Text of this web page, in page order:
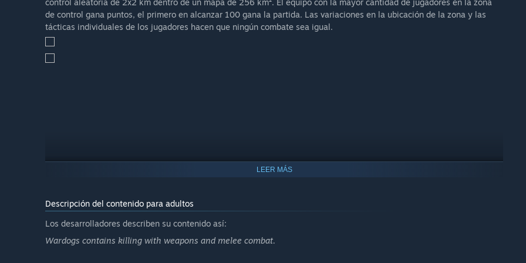
Wardogs is designed to evolve alongside its community, with player feedback helping guide both short term
improvements and long term direction.”
control aleatoria de 2x2 km dentro de un mapa de 256 km². El equipo con la mayor cantidad de jugadores en la zona
de control gana puntos, el primero en alcanzar 100 gana la partida. Las variaciones en la ubicación de la zona y las
tácticas individuales de los jugadores hacen que ningún combate sea igual.
LEER MÁS
Descripción del contenido para adultos
Los desarrolladores describen su contenido así:
Wardogs contains killing with weapons and melee combat.